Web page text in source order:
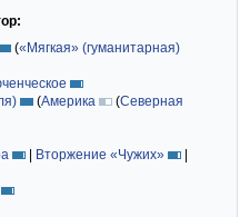
(«Мягкая» (гуманитарная)
(Америка (Северная
| Вторжение «Чужих»
|